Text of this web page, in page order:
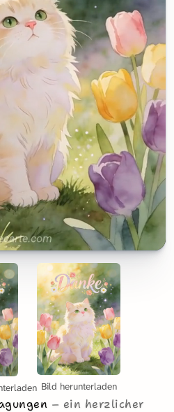
Bild herunterladen
ein herzlicher